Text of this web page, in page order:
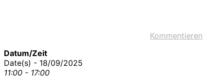
Kommentieren
Datum/Zeit
Date(s) - 18/09/2025
11:00 - 17:00